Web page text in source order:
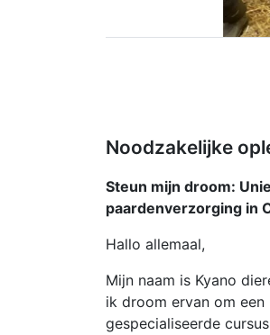
Noodzakelijke
Steun mijn droom:
paardenverzorging in
Hallo allemaal,
Mijn naam is Kyano
ik droom ervan om een
gespecialiseerde cursus